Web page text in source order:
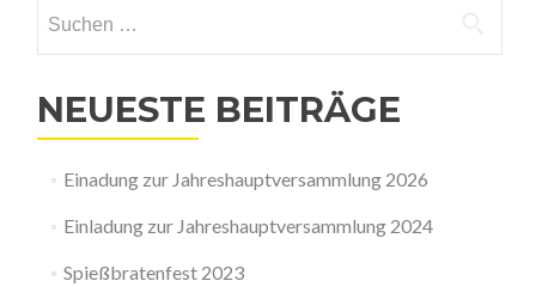
nach:
NEUESTE BEITRÄGE
Einadung zur Jahreshauptversammlung 2026
Einladung zur Jahreshauptversammlung 2024
Spießbratenfest 2023